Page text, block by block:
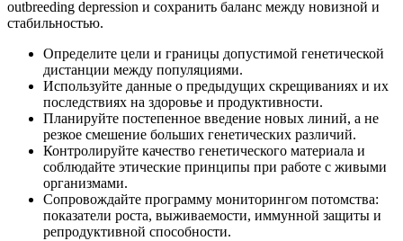
outbreeding depression и сохранить баланс между новизной и
стабильностью.
Определите цели и границы допустимой генетической
дистанции между популяциями.
Используйте данные о предыдущих скрещиваниях и их
последствиях на здоровье и продуктивности.
Планируйте постепенное введение новых линий, а не
резкое смешение больших генетических различий.
Контролируйте качество генетического материала и
соблюдайте этические принципы при работе с живыми
организмами.
Сопровождайте программу мониторингом потомства:
показатели роста, выживаемости, иммунной защиты и
репродуктивной способности.